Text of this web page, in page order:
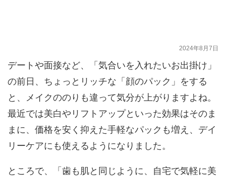
2024年8月7日
デートや面接など、「気合いを入れたいお出掛け」
の前日、ちょっとリッチな「顔のパック」をする
と、メイクののりも違って気分が上がりますよね。
最近では美白やリフトアップといった効果はそのま
まに、価格を安く抑えた手軽なパックも増え、デイ
リーケアにも使えるようになりました。
ところで、「歯も肌と同じように、自宅で気軽に美